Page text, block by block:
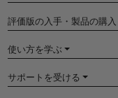
評価版の入手・製品の購入
使い方を学ぶ
サポートを受ける